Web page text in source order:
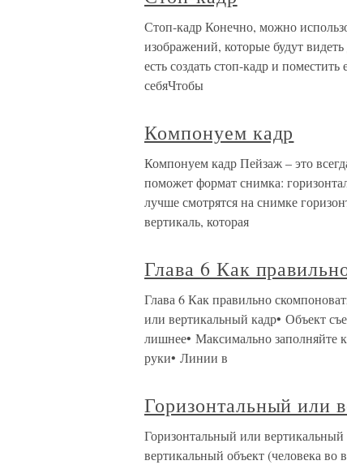
Стоп-кадр Конечно, можно
изображений, которые будут
есть создать стоп-кадр и
себяЧтобы
Компонуем кадр
Компонуем кадр Пейзаж – это
поможет формат снимка:
лучше смотрятся на снимке
вертикаль, которая
Глава 6 Как
Глава 6 Как правильно
или вертикальный кадр• Объект
лишнее• Максимально заполняйте
руки• Линии в
Горизонтальный или
Горизонтальный или
вертикальный объект (человека во